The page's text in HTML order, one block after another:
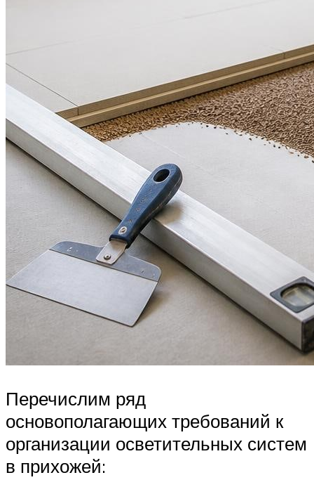
Перечислим ряд
основополагающих требований к
организации осветительных систем
в прихожей: